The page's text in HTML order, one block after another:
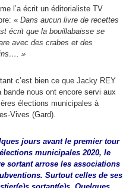
l’a écrit un éditorialiste TV
« Dans aucun livre de recettes
écrit que la bouillabaisse se
avec des crabes et des
»
c’est bien ce que Jacky REY
bande nous ont encore servi aux
élections municipales à
Vives (Gard).
jours avant le premier tour
municipales 2020, le
sortant arrose les associations
Surtout celles de ses